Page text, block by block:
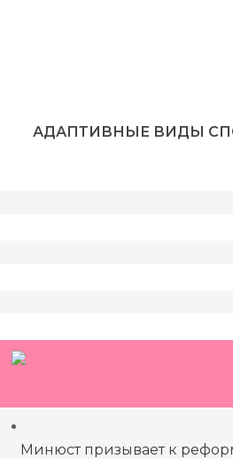
АДАПТИВНЫЕ ВИДЫ
Минюст призывает к